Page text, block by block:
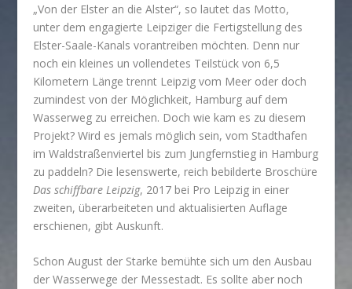
„Von der Elster an die Alster“, so lautet das Motto,
unter dem engagierte Leipziger die Fertigstellung des
Elster-Saale-Kanals vorantreiben möchten. Denn nur
noch ein kleines un vollendetes Teilstück von 6,5
Kilometern Länge trennt Leipzig vom Meer oder doch
zumindest von der Möglichkeit, Hamburg auf dem
Wasserweg zu erreichen. Doch wie kam es zu diesem
Projekt? Wird es jemals möglich sein, vom Stadthafen
im Waldstraßenviertel bis zum Jungfernstieg in Hamburg
zu paddeln? Die lesenswerte, reich bebilderte Broschüre
Das schiffbare Leipzig, 2017 bei Pro Leipzig in einer
zweiten, überarbeiteten und aktualisierten Auflage
erschienen, gibt Auskunft.
Schon August der Starke bemühte sich um den Ausbau
der Wasserwege der Messestadt. Es sollte aber noch